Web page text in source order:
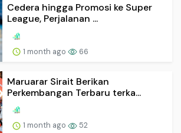
Cedera hingga Promosi ke Super
League, Perjalanan ...
1 month ago 66
Maruarar Sirait Berikan
Perkembangan Terbaru terka...
1 month ago 52